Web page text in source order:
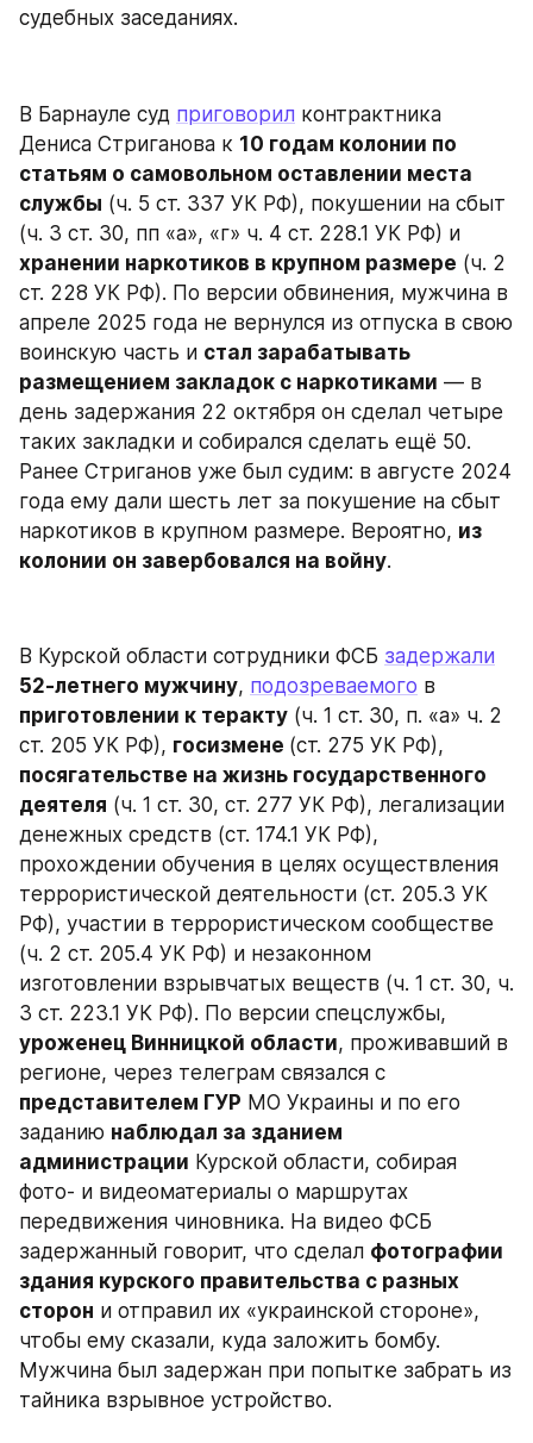
судебных заседаниях.
В Барнауле суд приговорил контрактника
Дениса Стриганова к 10 годам колонии по
статьям о самовольном оставлении места
службы (ч. 5 ст. 337 УК РФ), покушении на сбыт
хранении наркотиков в крупном размере (ч. 2
ст. 228 УК РФ). По версии обвинения, мужчина в
апреле 2025 года не вернулся из отпуска в свою
воинскую часть и стал зарабатывать
размещением закладок с наркотиками — в
день задержания 22 октября он сделал четыре
таких закладки и собирался сделать ещё 50.
Ранее Стриганов уже был судим: в августе 2024
года ему дали шесть лет за покушение на сбыт
наркотиков в крупном размере. Вероятно, из
колонии он завербовался на войну.
В Курской области сотрудники ФСБ задержали
52-летнего мужчину, подозреваемого
приготовлении к теракту (ч. 1 ст. 30, п. «а» ч. 2
ст. 205 УК РФ), госизмене
посягательстве на жизнь государственного
деятеля (ч. 1 ст. 30, ст. 277 УК РФ), легализации
денежных средств (ст. 174.1 УК РФ),
прохождении обучения в целях осуществления
террористической деятельности (ст. 205.3 УК
РФ), участии в террористическом сообществе
(ч. 2 ст. 205.4 УК РФ) и незаконном
изготовлении взрывчатых веществ (ч. 1 ст. 30, ч.
уроженец Винницкой области, проживавший в
представителем ГУР МО Украины и по его
заданию наблюдал за зданием
администрации Курской области, собирая
фото- и видеоматериалы о маршрутах
передвижения чиновника. На видео ФСБ
задержанный говорит, что сделал фотографии
здания курского правительства с разных
сторон и отправил их «украинской стороне»,
чтобы ему сказали, куда заложить бомбу.
Мужчина был задержан при попытке забрать из
тайника взрывное устройство.